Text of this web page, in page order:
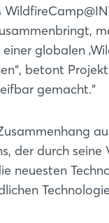
globalen
betont
gemacht.“
der durch
neuesten